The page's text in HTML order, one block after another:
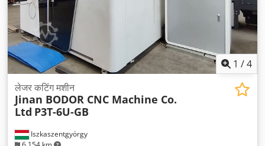
1 /4
Iszkaszentgyörgy
लेजर कटिंग मशीन
Jinan BODOR CNC Machine Co.
Ltd P3T-6U-GB